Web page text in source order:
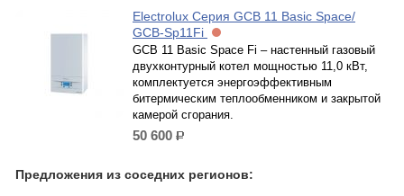
Electrolux Серия GCB 11 Basic Space/
GCB-Sp11Fi
GCB 11 Basic Space Fi – настенный газовый
двухконтурный котел мощностью 11,0 кВт,
комплектуется энергоэффективным
битермическим теплообменником и закрытой
камерой сгорания.
50 600 р.
Предложения из соседних регионов: